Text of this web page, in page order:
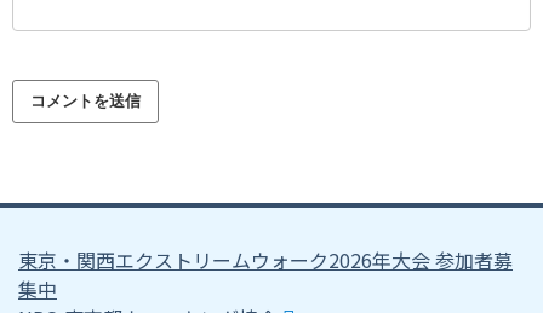
東京・関西エクストリームウォーク2026年大会 参加者募
集中